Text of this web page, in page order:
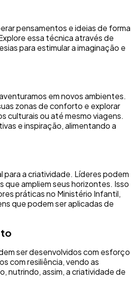
pensamentos e ideias de forma
essa técnica através de
para estimular a imaginação e
em novos ambientes.
zonas de conforto e explorar
culturais ou até mesmo viagens.
e inspiração, alimentando a
a criatividade. Líderes podem
que ampliem seus horizontes. Isso
práticas no Ministério Infantil,
que podem ser aplicadas de
ser desenvolvidos com esforço
com resiliência, vendo as
nutrindo, assim, a criatividade de